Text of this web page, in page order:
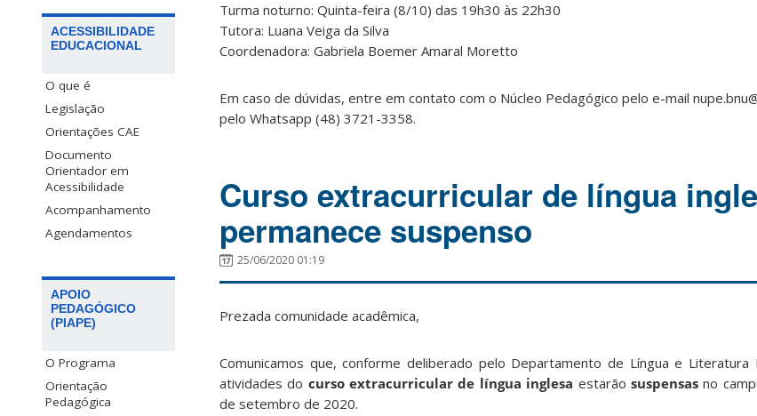
ACESSIBILIDADE
EDUCACIONAL
O que é
Legislação
Orientações CAE
Documento
Orientador em
Acessibilidade
Acompanhamento
Agendamentos
APOIO
PEDAGÓGICO
(PIAPE)
O Programa
Orientação
Pedagógica
Turma noturno: Quinta-feira (8/10) das 19h30 às 22h30
Tutora: Luana Veiga da Silva
Coordenadora: Gabriela Boemer Amaral Moretto
Em caso de dúvidas, entre em contato com o Núcleo Pedagógico pelo e-mail
pelo Whatsapp (48) 3721-3358.
Curso extracurricular de língua
permanece suspenso
25/06/2020 01:19
Prezada comunidade acadêmica,
Comunicamos que, conforme deliberado pelo Departamento de Língua e Literatura
atividades do curso extracurricular de língua inglesa estarão suspensasno
de setembro de 2020.